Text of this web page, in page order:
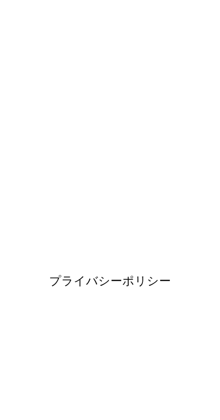
プライバシーポリシー